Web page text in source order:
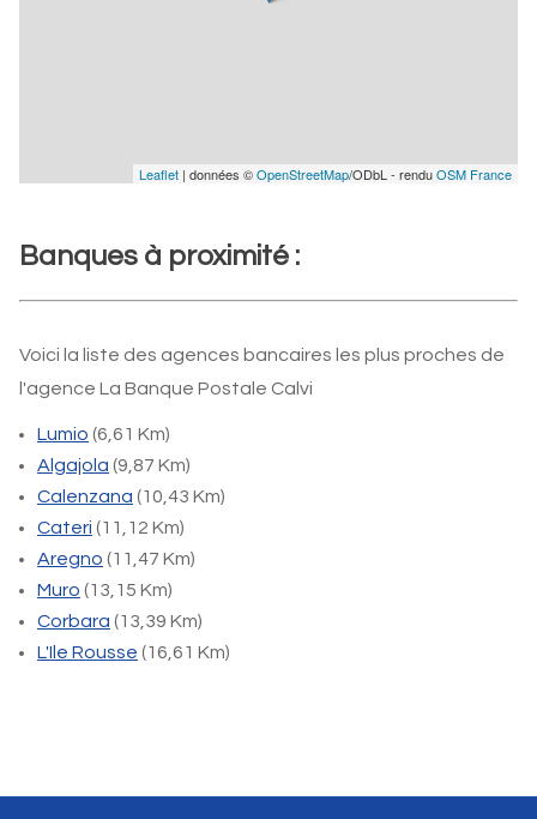
Leaflet | données ©OpenStreetMap/ODbL - renduOSM France
Banques à proximité :
Voici la liste des agences bancaires les plus proches de
l'agence La Banque Postale Calvi
Lumio (6,61 Km)
Algajola (9,87 Km)
Calenzana (10,43 Km)
Cateri (11,12 Km)
Aregno (11,47 Km)
Muro (13,15 Km)
Corbara (13,39 Km)
L'Ile Rousse (16,61 Km)